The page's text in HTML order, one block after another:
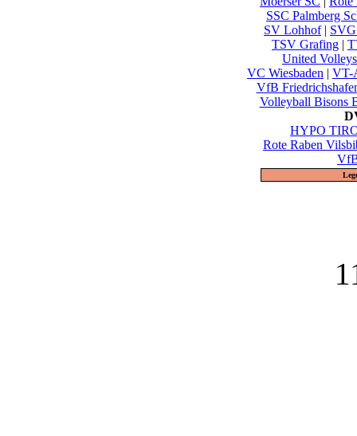
SSC Palmberg
SV Lohhof|
TSV Grafing |
United
VC Wiesbaden | VT-
VfB
Volleyball Bisons
HYPO
Rote Raben